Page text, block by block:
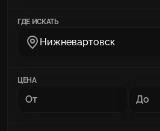
ГДЕ ИСКАТЬ
Нижневартовск
ЦЕНА